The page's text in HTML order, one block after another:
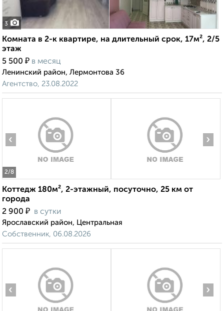
3
Комната в 2-к квартире, на длительный срок, 17м², 2/5
этаж
5 500 ₽ в месяц
Ленинский район, Лермонтова 36
Агентство, 23.08.2022
2/8
‹ ›
Коттедж 180м², 2-этажный, посуточно, 25 км от
города
2 900 ₽ в сутки
Ярославский район, Центральная
Собственник, 06.08.2026
‹ ›